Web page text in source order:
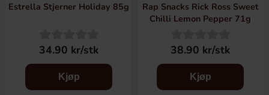
Estrella Stjerner Holiday 85g
34.90 kr/stk
Kjøp
Rap Snacks Rick Ross Sweet
Chilli Lemon Pepper 71g
38.90 kr/stk
Kjøp